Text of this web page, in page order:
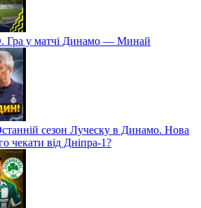
у матчі Динамо — Минай
сезон Луческу в Динамо. Нова
чекати від Дніпра-1?